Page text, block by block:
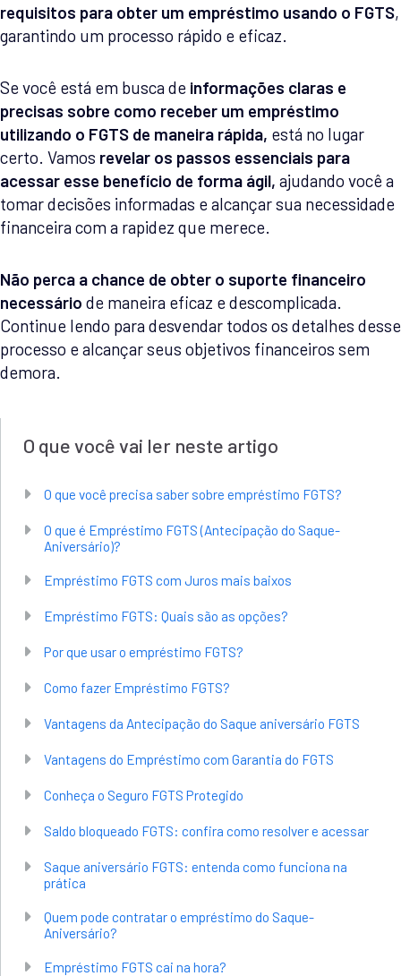
requisitos para obter um empréstimo usando o FGTS,
garantindo um processo rápido e eficaz.
Se você está em busca de informações claras e
precisas sobre como receber um empréstimo
utilizando o FGTS de maneira rápida, está no lugar
certo. Vamos revelar os passos essenciais para
acessar esse benefício de forma ágil, ajudando você a
tomar decisões informadas e alcançar sua necessidade
financeira com a rapidez que merece.
Não perca a chance de obter o suporte financeiro
necessário de maneira eficaz e descomplicada.
Continue lendo para desvendar todos os detalhes desse
processo e alcançar seus objetivos financeiros sem
demora.
O que você vai ler neste artigo
O que você precisa saber sobre empréstimo FGTS?
O que é Empréstimo FGTS (Antecipação do Saque-
Aniversário)?
Empréstimo FGTS com Juros mais baixos
Empréstimo FGTS: Quais são as opções?
Por que usar o empréstimo FGTS?
Como fazer Empréstimo FGTS?
Vantagens da Antecipação do Saque aniversário FGTS
Vantagens do Empréstimo com Garantia do FGTS
Conheça o Seguro FGTS Protegido
Saldo bloqueado FGTS: confira como resolver e acessar
Saque aniversário FGTS: entenda como funciona na
prática
Quem pode contratar o empréstimo do Saque-
Aniversário?
Empréstimo FGTS cai na hora?